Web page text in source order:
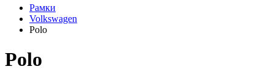
Рамки
Volkswagen
Polo
Polo